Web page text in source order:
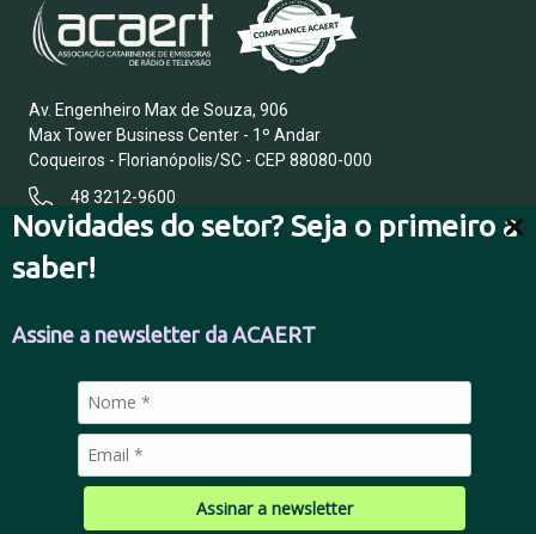
Novidades do setor? Seja o primeiro a
saber!
Assine a newsletter da ACAERT
Assinar a newsletter
Av. Engenheiro Max de Souza, 906
Max Tower Business Center - 1º Andar
Coqueiros - Florianópolis/SC - CEP 88080-000
48 3212-9600
FALE CONOSCO
POLÍTICA DE PRIVACIDADE
© 2026 Todos os direitos reservados.